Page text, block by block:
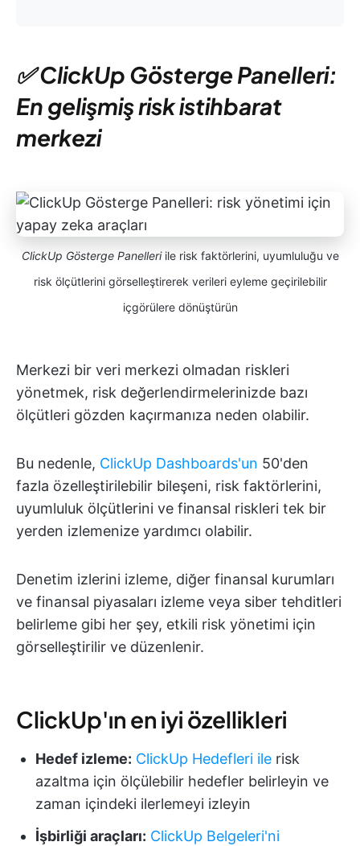
✅ ClickUp Gösterge Panelleri:
En gelişmiş risk istihbarat
merkezi
ClickUp Gösterge Panelleriile risk faktörlerini, uyumluluğu ve
risk ölçütlerini görselleştirerek verileri eyleme geçirilebilir
içgörülere dönüştürün
Merkezi bir veri merkezi olmadan riskleri
yönetmek, risk değerlendirmelerinizde bazı
ölçütleri gözden kaçırmanıza neden olabilir.
Bu nedenle, ClickUp Dashboards'un 50'den
fazla özelleştirilebilir bileşeni, risk faktörlerini,
uyumluluk ölçütlerini ve finansal riskleri tek bir
yerden izlemenize yardımcı olabilir.
Denetim izlerini izleme, diğer finansal kurumları
ve finansal piyasaları izleme veya siber tehditleri
belirleme gibi her şey, etkili risk yönetimi için
görselleştirilir ve düzenlenir.
ClickUp'ın en iyi özellikleri
Hedef izleme: ClickUp Hedefleri ile risk
azaltma için ölçülebilir hedefler belirleyin ve
zaman içindeki ilerlemeyi izleyin
İşbirliği araçları: ClickUp Belgeleri'ni